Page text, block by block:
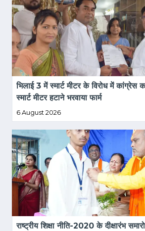
भिलाई 3 में स्मार्ट मीटर के विरोध में कांग्रेस
स्मार्ट मीटर हटाने भरवाया फार्म
6 August 2026
राष्ट्रीय शिक्षा नीति-2020 के दीक्षारंभ